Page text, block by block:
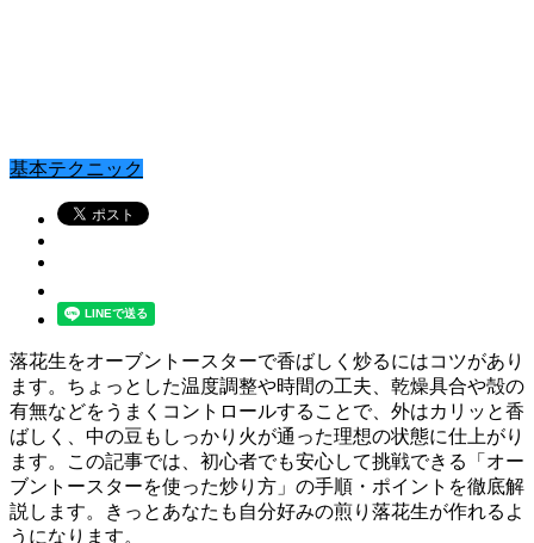
基本テクニック
落花生をオーブントースターで香ばしく炒るにはコツがあり
ます。ちょっとした温度調整や時間の工夫、乾燥具合や殻の
有無などをうまくコントロールすることで、外はカリッと香
ばしく、中の豆もしっかり火が通った理想の状態に仕上がり
ます。この記事では、初心者でも安心して挑戦できる「オー
ブントースターを使った炒り方」の手順・ポイントを徹底解
説します。きっとあなたも自分好みの煎り落花生が作れるよ
うになります。